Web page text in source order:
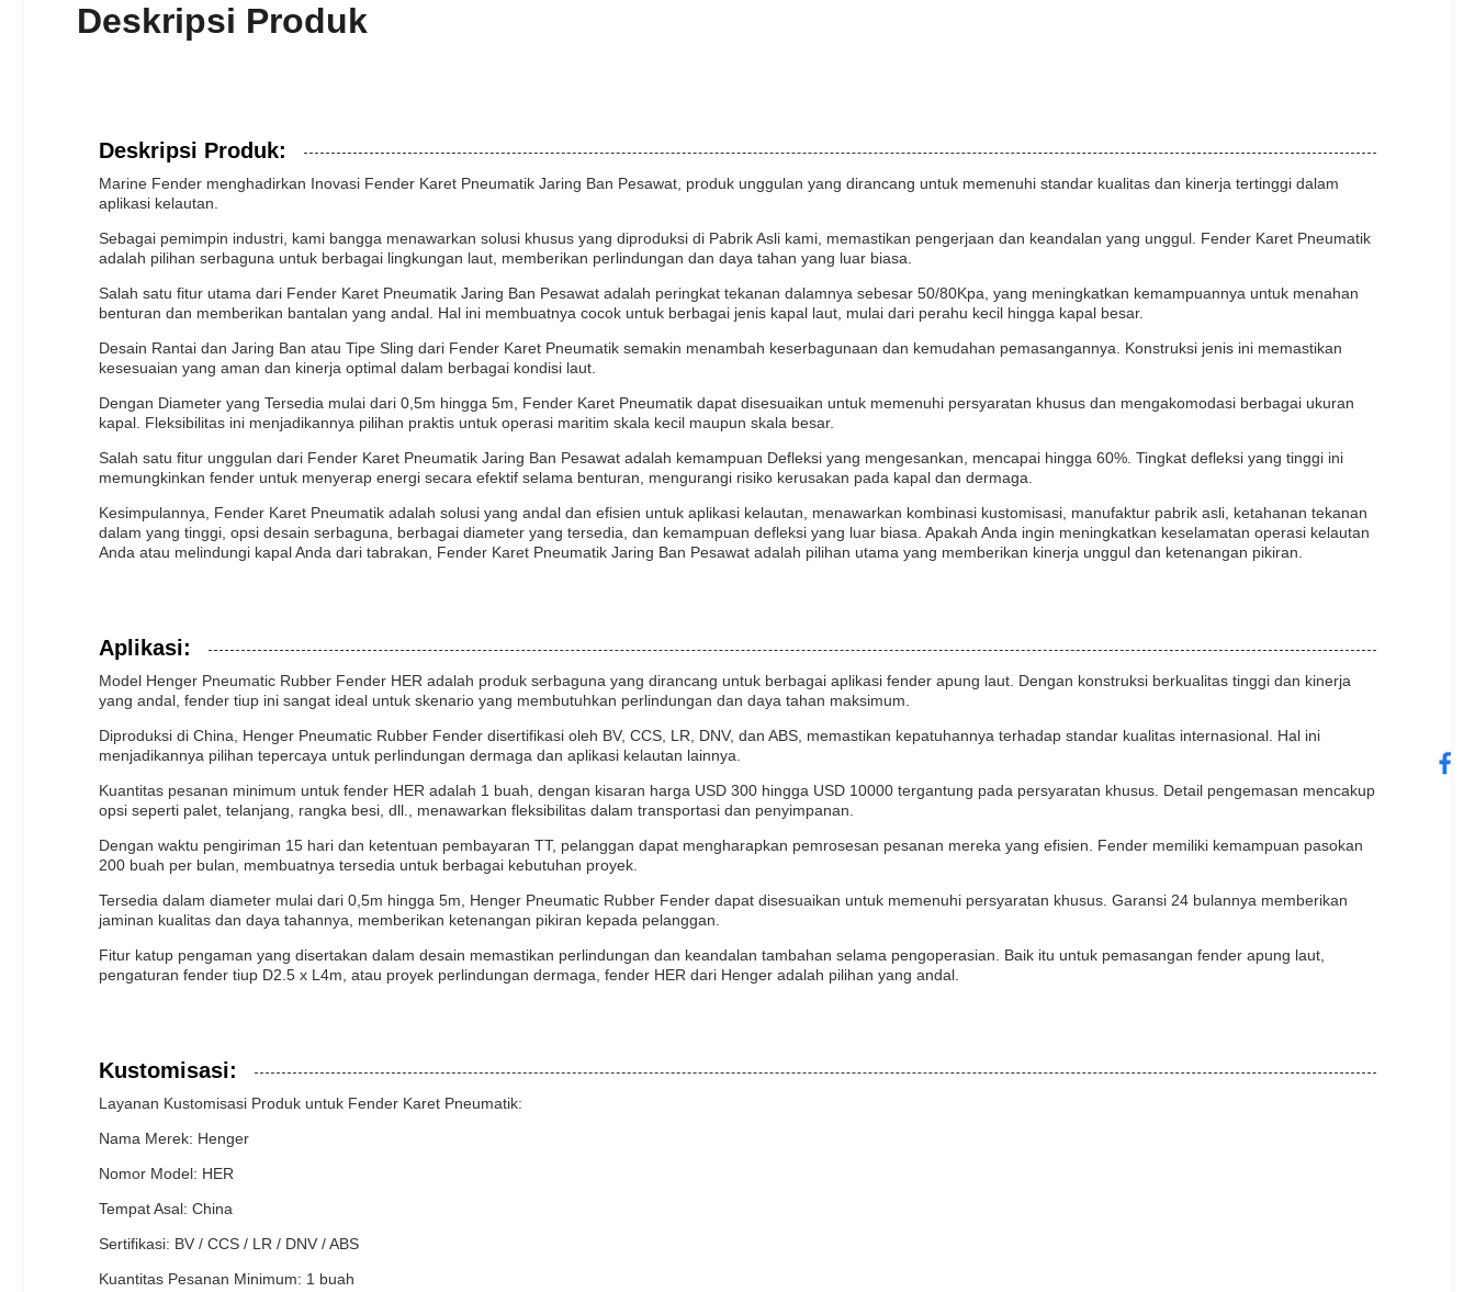
Deskripsi Produk
Deskripsi Produk:
Marine Fender menghadirkan Inovasi Fender Karet Pneumatik Jaring Ban Pesawat, produk unggulan yang dirancang untuk memenuhi standar kualitas dan kinerja tertinggi dalam
aplikasi kelautan.
Sebagai pemimpin industri, kami bangga menawarkan solusi khusus yang diproduksi di Pabrik Asli kami, memastikan pengerjaan dan keandalan yang unggul. Fender Karet Pneumatik
adalah pilihan serbaguna untuk berbagai lingkungan laut, memberikan perlindungan dan daya tahan yang luar biasa.
Salah satu fitur utama dari Fender Karet Pneumatik Jaring Ban Pesawat adalah peringkat tekanan dalamnya sebesar 50/80Kpa, yang meningkatkan kemampuannya untuk menahan
benturan dan memberikan bantalan yang andal. Hal ini membuatnya cocok untuk berbagai jenis kapal laut, mulai dari perahu kecil hingga kapal besar.
Desain Rantai dan Jaring Ban atau Tipe Sling dari Fender Karet Pneumatik semakin menambah keserbagunaan dan kemudahan pemasangannya. Konstruksi jenis ini memastikan
kesesuaian yang aman dan kinerja optimal dalam berbagai kondisi laut.
Dengan Diameter yang Tersedia mulai dari 0,5m hingga 5m, Fender Karet Pneumatik dapat disesuaikan untuk memenuhi persyaratan khusus dan mengakomodasi berbagai ukuran
kapal. Fleksibilitas ini menjadikannya pilihan praktis untuk operasi maritim skala kecil maupun skala besar.
Salah satu fitur unggulan dari Fender Karet Pneumatik Jaring Ban Pesawat adalah kemampuan Defleksi yang mengesankan, mencapai hingga 60%. Tingkat defleksi yang tinggi ini
memungkinkan fender untuk menyerap energi secara efektif selama benturan, mengurangi risiko kerusakan pada kapal dan dermaga.
Kesimpulannya, Fender Karet Pneumatik adalah solusi yang andal dan efisien untuk aplikasi kelautan, menawarkan kombinasi kustomisasi, manufaktur pabrik asli, ketahanan tekanan
dalam yang tinggi, opsi desain serbaguna, berbagai diameter yang tersedia, dan kemampuan defleksi yang luar biasa. Apakah Anda ingin meningkatkan keselamatan operasi kelautan
Anda atau melindungi kapal Anda dari tabrakan, Fender Karet Pneumatik Jaring Ban Pesawat adalah pilihan utama yang memberikan kinerja unggul dan ketenangan pikiran.
Aplikasi:
Model Henger Pneumatic Rubber Fender HER adalah produk serbaguna yang dirancang untuk berbagai aplikasi fender apung laut. Dengan konstruksi berkualitas tinggi dan kinerja
yang andal, fender tiup ini sangat ideal untuk skenario yang membutuhkan perlindungan dan daya tahan maksimum.
Diproduksi di China, Henger Pneumatic Rubber Fender disertifikasi oleh BV, CCS, LR, DNV, dan ABS, memastikan kepatuhannya terhadap standar kualitas internasional. Hal ini
menjadikannya pilihan tepercaya untuk perlindungan dermaga dan aplikasi kelautan lainnya.
Kuantitas pesanan minimum untuk fender HER adalah 1 buah, dengan kisaran harga USD 300 hingga USD 10000 tergantung pada persyaratan khusus. Detail pengemasan mencakup
opsi seperti palet, telanjang, rangka besi, dll., menawarkan fleksibilitas dalam transportasi dan penyimpanan.
Dengan waktu pengiriman 15 hari dan ketentuan pembayaran TT, pelanggan dapat mengharapkan pemrosesan pesanan mereka yang efisien. Fender memiliki kemampuan pasokan
200 buah per bulan, membuatnya tersedia untuk berbagai kebutuhan proyek.
Tersedia dalam diameter mulai dari 0,5m hingga 5m, Henger Pneumatic Rubber Fender dapat disesuaikan untuk memenuhi persyaratan khusus. Garansi 24 bulannya memberikan
jaminan kualitas dan daya tahannya, memberikan ketenangan pikiran kepada pelanggan.
Fitur katup pengaman yang disertakan dalam desain memastikan perlindungan dan keandalan tambahan selama pengoperasian. Baik itu untuk pemasangan fender apung laut,
pengaturan fender tiup D2.5 x L4m, atau proyek perlindungan dermaga, fender HER dari Henger adalah pilihan yang andal.
Kustomisasi:
Layanan Kustomisasi Produk untuk Fender Karet Pneumatik:
Nama Merek: Henger
Nomor Model: HER
Tempat Asal: China
Sertifikasi: BV / CCS / LR / DNV / ABS
Kuantitas Pesanan Minimum: 1 buah